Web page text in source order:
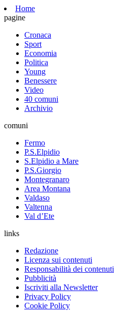
Home
pagine
Cronaca
Sport
Economia
Politica
Young
Benessere
Video
40 comuni
Archivio
comuni
Fermo
P.S.Elpidio
S.Elpidio a Mare
P.S.Giorgio
Montegranaro
Area Montana
Valdaso
Valtenna
Val d’Ete
links
Redazione
Licenza sui contenuti
Responsabilità dei contenuti
Pubblicità
Iscriviti alla Newsletter
Privacy Policy
Cookie Policy